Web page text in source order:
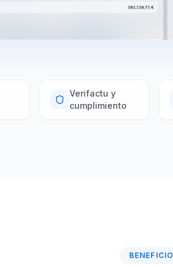
Verifactu y
cumplimiento